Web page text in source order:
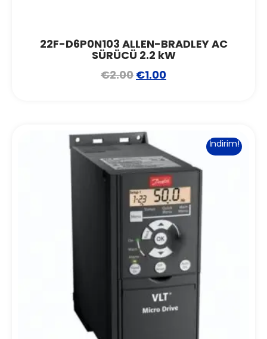
22F-D6P0N103 ALLEN-BRADLEY AC
SÜRÜCÜ 2.2 kW
€2.00 €1.00
İndirim!